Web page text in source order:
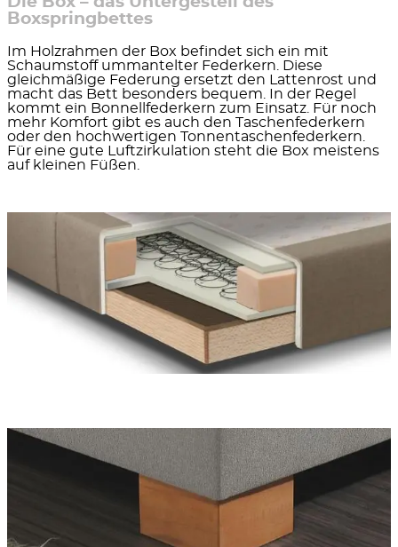
Boxspringbettes
Im Holzrahmen der Box befindet sich ein mit
Schaumstoff ummantelter Federkern. Diese
gleichmäßige Federung ersetzt den Lattenrost und
macht das Bett besonders bequem. In der Regel
kommt ein Bonnellfederkern zum Einsatz. Für noch
mehr Komfort gibt es auch den Taschenfederkern
oder den hochwertigen Tonnentaschenfederkern.
Für eine gute Luftzirkulation steht die Box meistens
auf kleinen Füßen.